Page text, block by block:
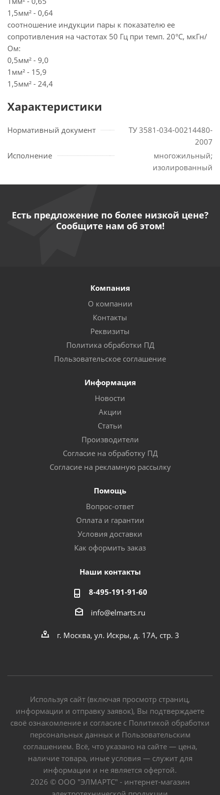
1,5мм² - 0,64
соотношение индукции пары к показателю ее
сопротивления на частотах 50 Гц при темп. 20°С, мкГн/
Ом:
0,5мм² - 9,0
1мм² - 15,9
1,5мм² - 24,4
Характеристики
Нормативный документ
ТУ 3581-034-00214480-
2007
Исполнение
многожильный;
изолированный
Есть предложение по более низкой цене?
Сообщите нам об этом!
Компания
О компании
Контакты
Реквизиты
Политика обработки ПД
Пользовательское соглашение
Информация
Новости
Акции
Статьи
Производители
Согласие на обработку ПД
Согласие на рекламную рассылку
Помощь
Вопрос-ответ
Оплата и гарантии
Условия доставки
Как оформить заказ
Наши контакты
8-495-191-91-60
info@elmarts.ru
г. Москва, ул. Искры, д. 17А, стр. 3
Используя сайт (включая просмотр страниц,
информации и отправку заявок), Вы подтверждаете
своё ознакомление и согласие с Политикой обработки
персональных данных и Пользовательским
соглашением. Всё, что указано на сайте — цена,
наличие товара, иные условия — служит для
информации и не является офертой.
2026 © ООО "ЭЛМАРТС" - интернет-магазин